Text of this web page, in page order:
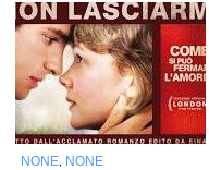
NONE NONE